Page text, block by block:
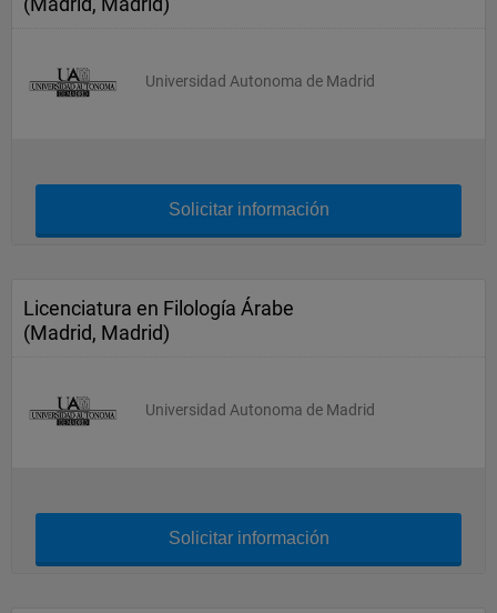
Universidad Autonoma de Madrid
Solicitar información
Licenciatura en Filología Árabe
(Madrid, Madrid)
Universidad Autonoma de Madrid
Solicitar información